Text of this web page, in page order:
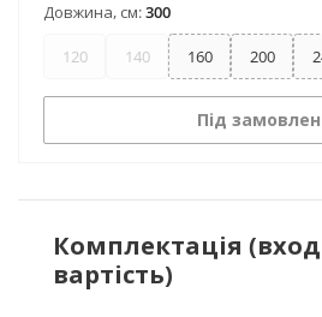
Довжина, см:300
120 140 160 200
Під
Комплектація
вартість)